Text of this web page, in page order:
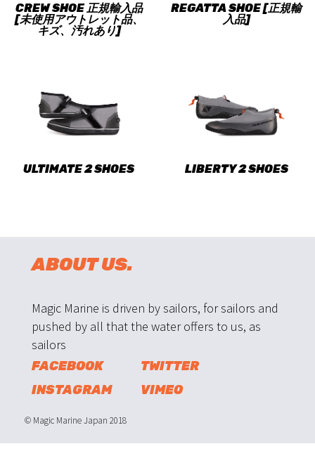
CREW SHOE 正規輸入品
[未使用アウトレット品、
キズ、汚れあり]
REGATTA SHOE [正規輸
入品]
ULTIMATE 2 SHOES LIBERTY 2 SHOES
ABOUT US.
Magic Marine is driven by sailors, for sailors and
pushed by all that the water offers to us, as
sailors
FACEBOOK
TWITTER
INSTAGRAM
VIMEO
© Magic Marine Japan 2018